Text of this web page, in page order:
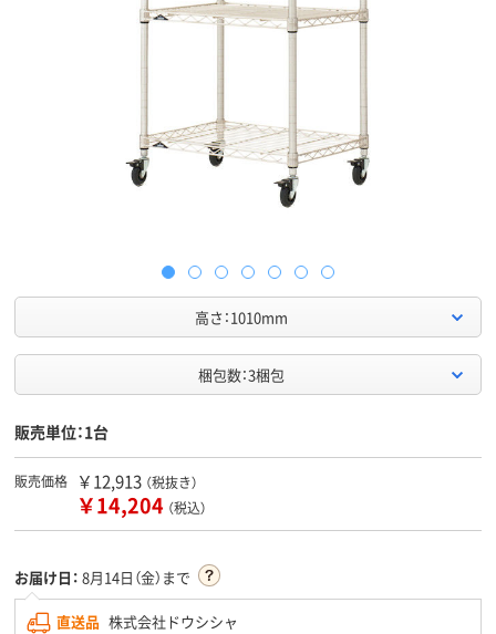
高さ：1010mm
梱包数：3梱包
販売単位：1台
販売価格 ￥12,913 （税抜き）
￥14,204 （税込）
お届け日： 8月14日（金）まで
直送品 株式会社ドウシシャ